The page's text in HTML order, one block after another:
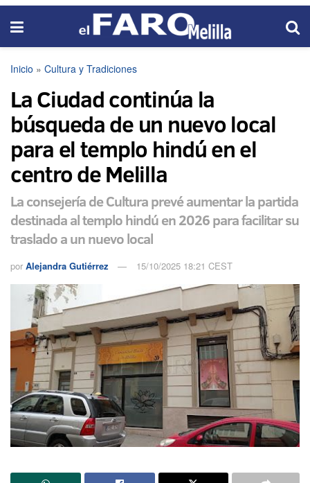
Inicio » Cultura y Tradiciones
La Ciudad continúa la
búsqueda de un nuevo local
para el templo hindú en el
centro de Melilla
La consejería de Cultura prevé aumentar la partida
destinada al templo hindú en 2026 para facilitar su
traslado a un nuevo local
por Alejandra Gutiérrez 15/10/2025 18:21 CEST